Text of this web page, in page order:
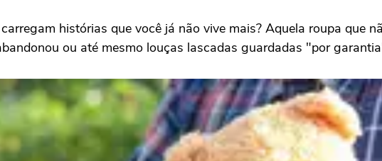
histórias que você já não vive mais? Aquela roupa que
ou até mesmo louças lascadas guardadas "por